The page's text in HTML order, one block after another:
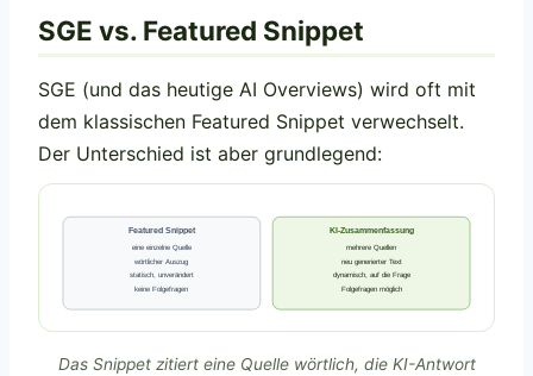
SGE vs. Featured Snippet
SGE (und das heutige AI Overviews) wird oft mit
dem klassischen Featured Snippet verwechselt.
Der Unterschied ist aber grundlegend:
Featured Snippet
eine einzelne Quelle
wörtlicher Auszug
statisch, unverändert
keine Folgefragen
KI-Zusammenfassung
mehrere Quellen
neu generierter Text
dynamisch, auf die Frage
Folgefragen möglich
Das Snippet zitiert eine Quelle wörtlich, die KI-Antwort